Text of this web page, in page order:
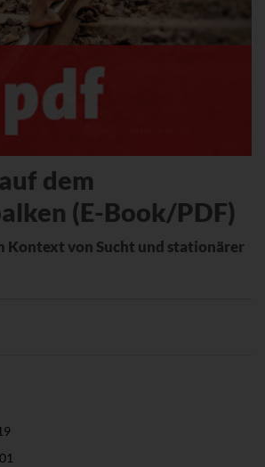
dem
(E-Book/PDF)
Kontext von Sucht und stationärer